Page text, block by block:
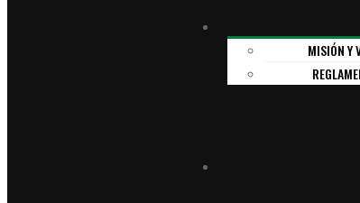
MISIÓN Y